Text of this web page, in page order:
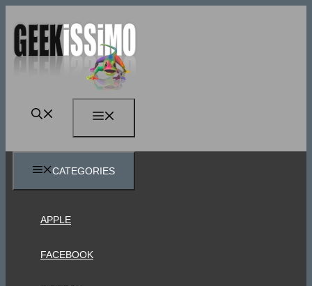
contenuto
CATEGORIES
APPLE
FACEBOOK